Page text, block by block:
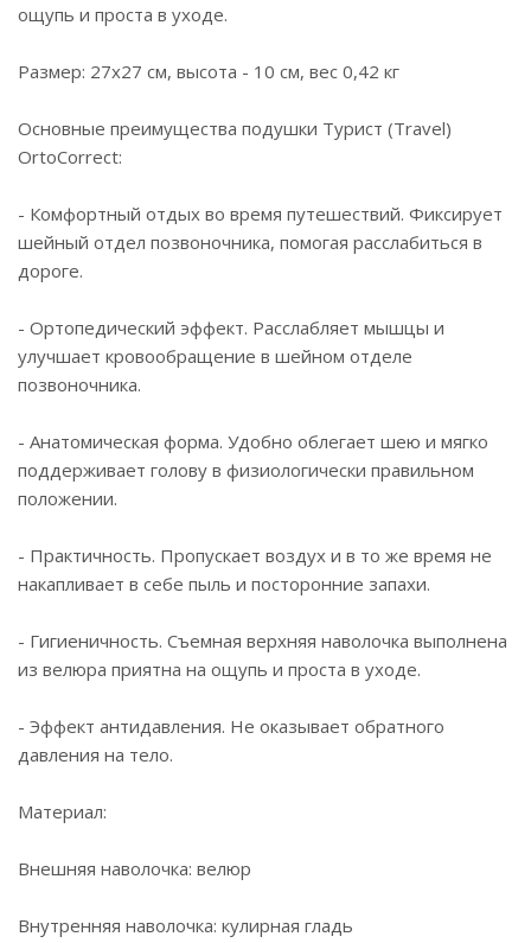
ощупь и проста в уходе.
Размер: 27x27 см, высота - 10 см, вес 0,42 кг
Основные преимущества подушки Турист (Travel)
OrtoCorrect:
- Комфортный отдых во время путешествий. Фиксирует
шейный отдел позвоночника, помогая расслабиться в
дороге.
- Ортопедический эффект. Расслабляет мышцы и
улучшает кровообращение в шейном отделе
позвоночника.
- Анатомическая форма. Удобно облегает шею и мягко
поддерживает голову в физиологически правильном
положении.
- Практичность. Пропускает воздух и в то же время не
накапливает в себе пыль и посторонние запахи.
- Гигиеничность. Съемная верхняя наволочка выполнена
из велюра приятна на ощупь и проста в уходе.
- Эффект антидавления. Не оказывает обратного
давления на тело.
Материал:
Внешняя наволочка: велюр
Внутренняя наволочка: кулирная гладь